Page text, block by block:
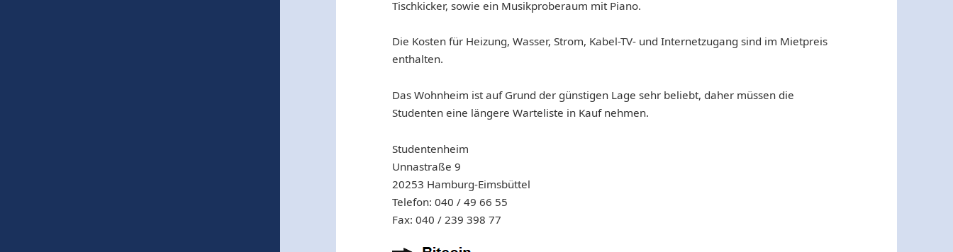
Tischkicker, sowie ein Musikproberaum mit Piano.
Die Kosten für Heizung, Wasser, Strom, Kabel-TV- und Internetzugang sind im Mietpreis
enthalten.
Das Wohnheim ist auf Grund der günstigen Lage sehr beliebt, daher müssen die
Studenten eine längere Warteliste in Kauf nehmen.
Studentenheim
Unnastraße 9
20253 Hamburg-Eimsbüttel
Telefon: 040 / 49 66 55
Fax: 040 / 239 398 77